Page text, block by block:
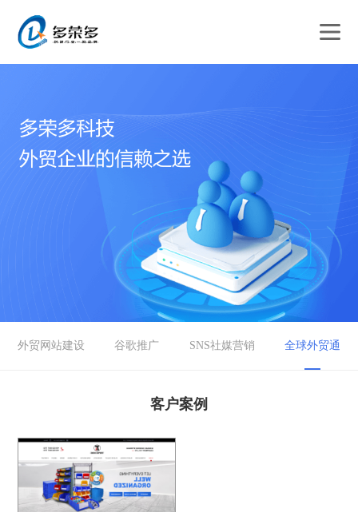
外贸网站建设 谷歌推广 SNS社媒营销 全球外贸通
客户案例